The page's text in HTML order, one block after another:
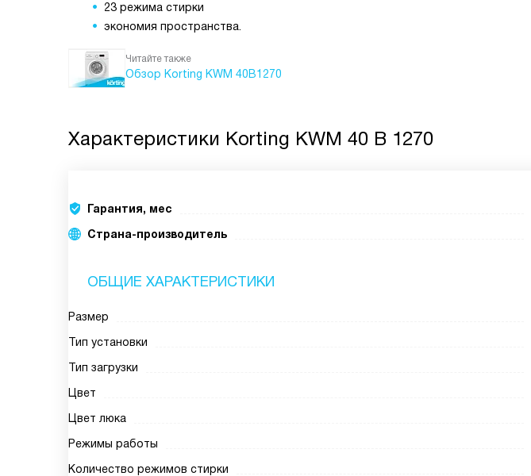
23 режима стирки
экономия пространства.
Читайте также
Обзор Korting KWM 40B1270
Характеристики Korting KWM 40 B 1270
Гарантия, мес
Страна-производитель
ОБЩИЕ ХАРАКТЕРИСТИКИ
Размер
Тип установки
Тип загрузки
Цвет
Цвет люка
Режимы работы
Количество режимов стирки